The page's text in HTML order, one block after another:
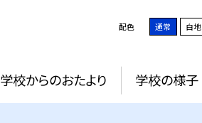
配色 通常 白地
学校からのおたより 学校の様子